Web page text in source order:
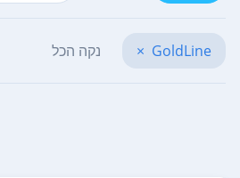
GoldLine
× נקה הכל